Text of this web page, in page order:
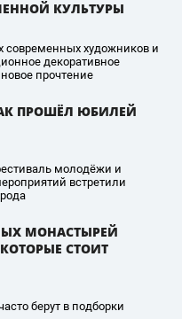
КУЛЬТУРЫ
современных художников и
декоративное
прочтение
ПРОШЁЛ ЮБИЛЕЙ
молодёжи и
встретили
МОНАСТЫРЕЙ
СТОИТ
берут в подборки